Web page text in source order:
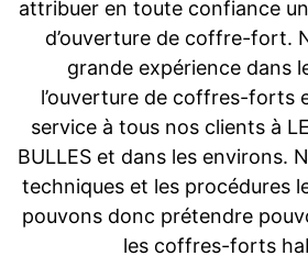
attribuer en toute confiance
d’ouverture de coffre-fort.
grande expérience dans
l’ouverture de coffres-forts
service à tous nos clients à
BULLES et dans les environs.
techniques et les procédures
pouvons donc prétendre
les coffres-forts